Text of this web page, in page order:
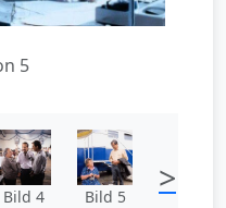
5
Bild 4 Bild 5 >